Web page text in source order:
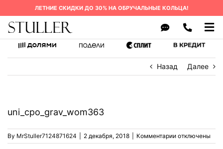
to
content
ЛЕТНИЕ СКИДКИ ДО 30% НА ОБРУЧАЛЬНЫЕ КОЛЬЦА!
ОБРУЧАЛЬНЫЕ КОЛЬЦА
СРОК ИЗГОТОВЛЕНИЯ
ГАРАНТИЯ
Назад Далее
uni_cpo_grav_wom363
By MrStuller7124871624 2 декабря, 2018 Комментариик
записи
отключены